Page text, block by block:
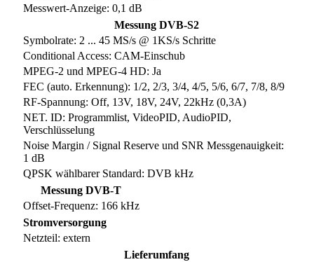
Messwert-Anzeige: 0,1 dB
Messung DVB-S2
Symbolrate: 2 ... 45 MS/s @ 1KS/s Schritte
Conditional Access: CAM-Einschub
MPEG-2 und MPEG-4 HD: Ja
FEC (auto. Erkennung): 1/2, 2/3, 3/4, 4/5, 5/6, 6/7, 7/8, 8/9
RF-Spannung: Off, 13V, 18V, 24V, 22kHz (0,3A)
NET. ID: Programmlist, VideoPID, AudioPID,
Verschlüsselung
Noise Margin / Signal Reserve und SNR Messgenauigkeit:
1 dB
QPSK wählbarer Standard: DVB kHz
Messung DVB-T
Offset-Frequenz: 166 kHz
Stromversorgung
Netzteil: extern
Lieferumfang